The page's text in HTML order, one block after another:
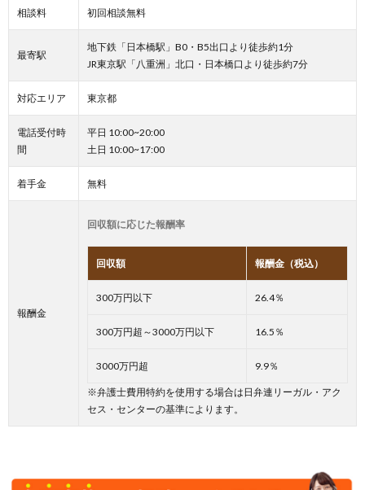
相談料 初回相談無料
最寄駅
地下鉄「日本橋駅」B0・B5出口より徒歩約1分
JR東京駅「八重洲」北口・日本橋口より徒歩約7分
対応エリア 東京都
電話受付時
間
平日 10:00~20:00
土日 10:00~17:00
着手金 無料
報酬金
回収額に応じた報酬率
回収額 報酬金（税込）
300万円以下 26.4％
300万円超～3000万円以下 16.5％
3000万円超 9.9％
※弁護士費用特約を使用する場合は日弁連リーガル・アク
セス・センターの基準によります。